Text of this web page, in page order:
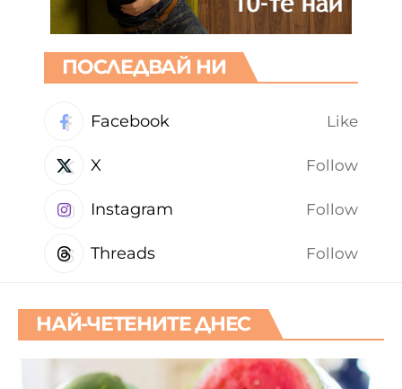
ПОСЛЕДВАЙ НИ
Facebook Like
X Follow
Instagram Follow
Threads Follow
НАЙ-ЧЕТЕНИТЕ ДНЕС